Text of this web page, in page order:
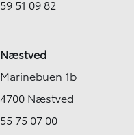
59 51 09 82
Næstved
Marinebuen 1b
4700 Næstved
55 75 07 00